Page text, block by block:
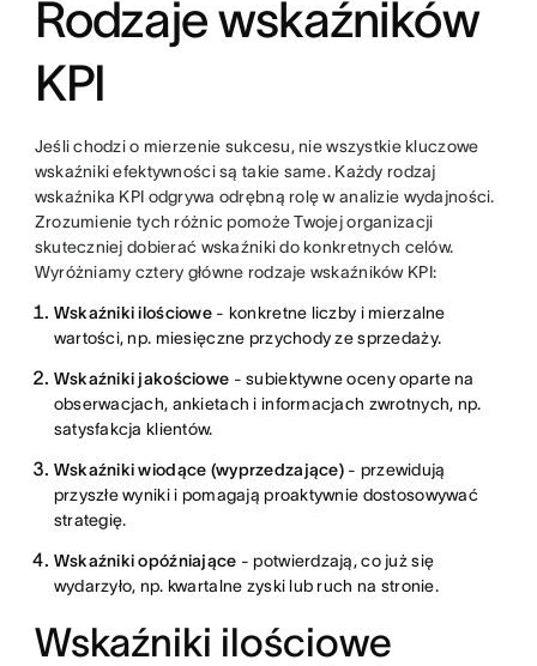
Rodzaje wskaźników
KPI
Jeśli chodzi o mierzenie sukcesu, nie wszystkie kluczowe
wskaźniki efektywności są takie same. Każdy rodzaj
wskaźnika KPI odgrywa odrębną rolę w analizie wydajności.
Zrozumienie tych różnic pomoże Twojej organizacji
skuteczniej dobierać wskaźniki do konkretnych celów.
Wyróżniamy cztery główne rodzaje wskaźników KPI:
Wskaźniki ilościowe - konkretne liczby i mierzalne
wartości, np. miesięczne przychody ze sprzedaży.
Wskaźniki jakościowe - subiektywne oceny oparte na
obserwacjach, ankietach i informacjach zwrotnych, np.
satysfakcja klientów.
Wskaźniki wiodące (wyprzedzające)- przewidują
przyszłe wyniki i pomagają proaktywnie dostosowywać
strategię.
Wskaźniki opóźniające - potwierdzają, co już się
wydarzyło, np. kwartalne zyski lub ruch na stronie.
Wskaźniki ilościowe